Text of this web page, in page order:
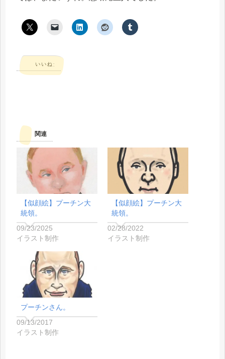
いいね:
関連
【似顔絵】プーチン大
統領。
09/23/2025
イラスト制作
【似顔絵】プーチン大
統領。
02/28/2022
イラスト制作
プーチンさん。
09/13/2017
イラスト制作